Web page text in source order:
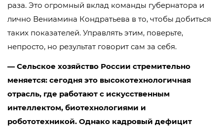
раза. Это огромный вклад команды губернатора и
лично Вениамина Кондратьева в то, чтобы добиться
таких показателей. Управлять этим, поверьте,
непросто, но результат говорит сам за себя.
— Сельское хозяйство России стремительно
меняется: сегодня это высокотехнологичная
отрасль, где работают с искусственным
интеллектом, биотехнологиями и
робототехникой. Однако кадровый дефицит